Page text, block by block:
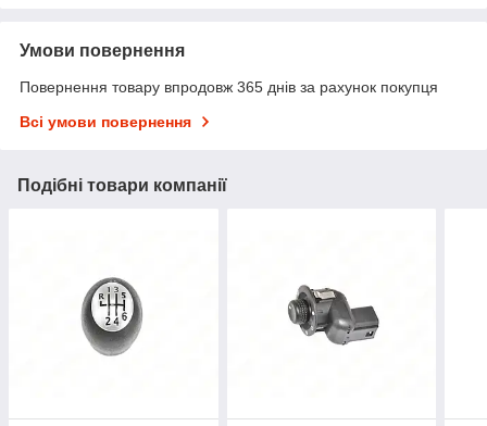
Умови повернення
Повернення товару впродовж 365 днів за рахунок покупця
Всі умови повернення
Подібні товари компанії